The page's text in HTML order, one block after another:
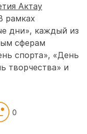
Актау
рамках
дни», каждый из
сферам
спорта», «День
творчества» и
0